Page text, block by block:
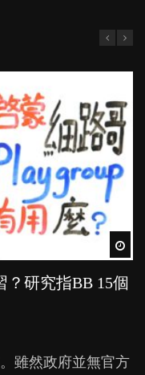
？研究指BB 15個
雖然政府並無官方
發學習取代獎勵
課程，學生以遊
有自殺，或傷害小
與在職媽媽的壓
：究竟全職好，還
制止還是放手？
但原來一刀切阻止